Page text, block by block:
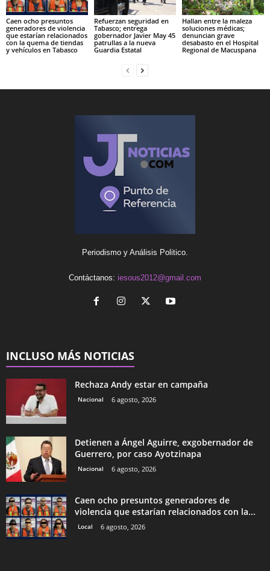
Caen ocho presuntos
generadores de violencia
que estarían relacionados
con la quema de tiendas
y vehículos en Tabasco
Refuerzan seguridad en
Tabasco; entrega
gobernador Javier May 45
patrullas a la nueva
Guardia Estatal
Hallan entre la maleza
soluciones médicas;
denuncian grave
desabasto en el Hospital
Regional de Macuspana
Periodismo y Análisis Politico.
Contáctanos: iesous2012@gmail.com
INCLUSO MÁS NOTICIAS
Rechaza Andy estar en campaña
Nacional 6 agosto, 2026
Detienen a Ángel Aguirre, exgobernador de
Guerrero, por caso Ayotzinapa
Nacional 6 agosto, 2026
Caen ocho presuntos generadores de
violencia que estarían relacionados con la...
Local 6 agosto, 2026